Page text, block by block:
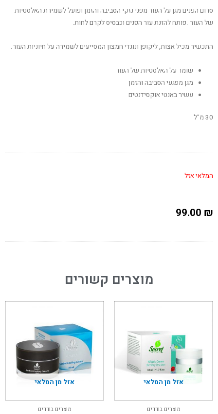
סרום הפנים מגן על העור מפני נזקי הסביבה והזמן ופועל לשמירת האלסטיות
של העור .פותח להזנת עור הפנים וכבסיס לקרם לחות.
התכשיר מכיל אצות, ליקופן ונוגדי חמצון המסייעים לשמירה על חיוניות העור.
שומר על האלסטיות של העור
מגן מפגעי הסביבה והזמן
עשיר באנטי אוקסידנטים
30 מ"ל
המלאי אזל
₪
99.00
מוצרים קשורים
אזל מן המלאי
מוצרים בודדים
אזל מן המלאי
מוצרים בודדים